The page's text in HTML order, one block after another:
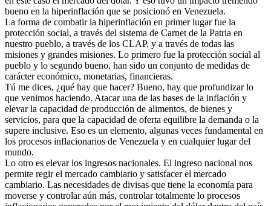
bueno en la hiperinflación que se posicionó en Venezuela.
La forma de combatir la hiperinflación en primer lugar fue la
protección social, a través del sistema de Carnet de la Patria en
nuestro pueblo, a través de los CLAP, y a través de todas las
misiones y grandes misiones. Lo primero fue la protección social al
pueblo y lo segundo bueno, han sido un conjunto de medidas de
carácter económico, monetarias, financieras.
Tú me dices, ¿qué hay que hacer? Bueno, hay que profundizar lo
que venimos haciendo. Atacar una de las bases de la inflación y
elevar la capacidad de producción de alimentos, de bienes y
servicios, para que la capacidad de oferta equilibre la demanda o la
supere inclusive. Eso es un elemento, algunas veces fundamental en
los procesos inflacionarios de Venezuela y en cualquier lugar del
mundo.
Lo otro es elevar los ingresos nacionales. El ingreso nacional nos
permite regir el mercado cambiario y satisfacer el mercado
cambiario. Las necesidades de divisas que tiene la economía para
moverse y controlar aún más, controlar totalmente lo procesos